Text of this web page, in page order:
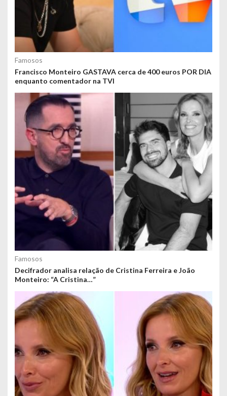
Famosos
Francisco Monteiro GASTAVA cerca de 400 euros POR DIA
enquanto comentador na TVI
Famosos
Decifrador analisa relação de Cristina Ferreira e João
Monteiro: “A Cristina…”